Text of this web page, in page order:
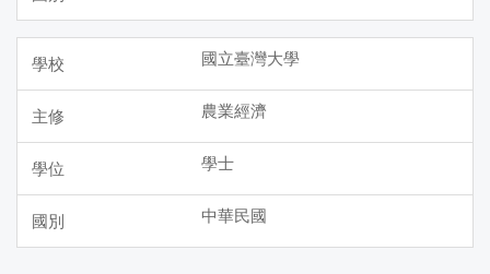
國立臺灣大學
農業經濟
學士
中華民國